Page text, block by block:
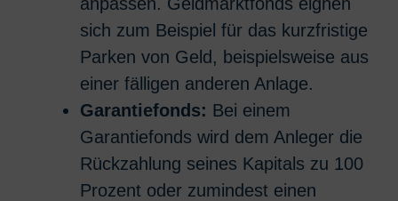
sich zum Beispiel für das kurzfristige
Parken von Geld, beispielsweise aus
einer fälligen anderen Anlage.
Garantiefonds: Bei einem
Garantiefonds wird dem Anleger die
Rückzahlung seines Kapitals zu 100
Prozent oder zumindest einen